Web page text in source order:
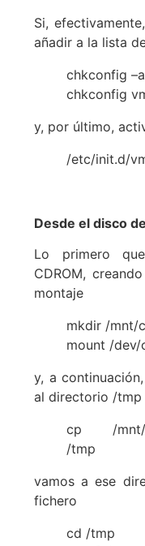
Si,
añadir a la lista
chkconfig
chkconfig
y, por último,
/etc/init.d/
Desde el disco
Lo primero
CDROM,
montaje
mkdir /mnt/
mount /
y, a
al directorio /tmp
cp /mnt/
/tmp
vamos a ese
fichero
cd /tmp